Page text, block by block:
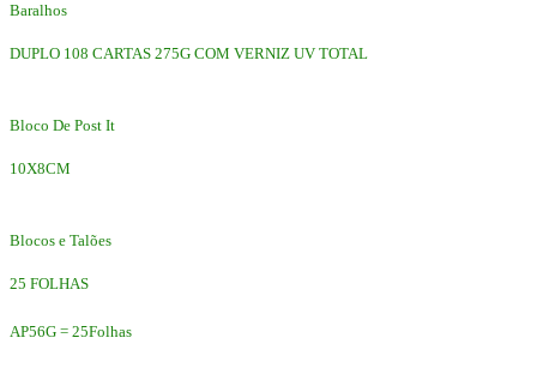
Baralhos
DUPLO 108 CARTAS 275G COM VERNIZ UV TOTAL
Bloco De Post It
10X8CM
Blocos e Talões
25 FOLHAS
AP56G = 25Folhas